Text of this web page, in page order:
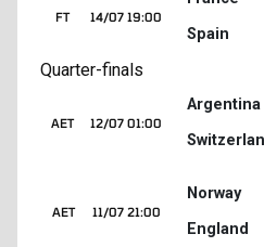
14/07 19:00
FT
Spain
Quarter-finals
12/07 01:00
AET
Argentina
11/07 21:00
AET
Norway
England